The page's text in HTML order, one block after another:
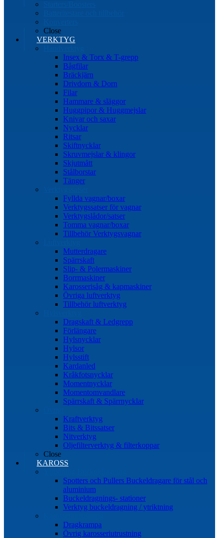
Close
VERKTYG
Insex & Torx & T-grepp
Bågfilar
Bräckjärn
Drivdorn & Dorn
Filar
Hammare & släggor
Huggpipor & Huggmejslar
Knivar och saxar
Nycklar
Ritsar
Skiftnycklar
Skruvmejslar & klingor
Skjutmått
Stålborstar
Tänger
Fyllda vagnar/boxar
Verktygssatser för vagnar
Verktygslådor/satser
Tomma vagnar/boxar
Tillbehör Verktygsvagnar
Mutterdragare
Spärrskaft
Slip- & Polermaskiner
Borrmaskiner
Karosserisåg & kapmaskiner
Övriga luftverktyg
Tillbehör luftverktyg
Dragskaft & Ledgrepp
Förlängare
Hylsnycklar
Hylsor
Hylsstift
Kardanled
Kråkfotsnycklar
Momentnycklar
Momentomvandlare
Spärrskaft & Spärrnycklar
Kraftverktyg
Bits & Bitssatser
Nitverktyg
Oljefilterverktyg & filterkoppar
Close
KAROSS
Spotters och Pullers Buckeldragare för stål och
aluminium
Buckeldragnings- stationer
Verktyg buckeldragning / ytriktning
Dragkrampa
Övrig karosseriutrustning